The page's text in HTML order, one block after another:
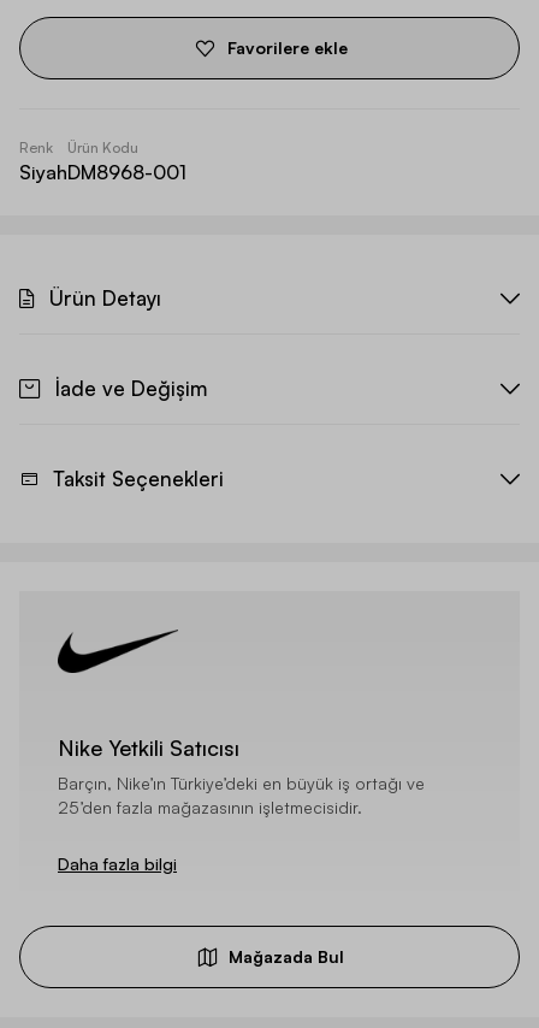
Favorilere ekle
Renk
Siyah
Ürün Kodu
DM8968-001
Ürün Detayı
İade ve Değişim
Taksit Seçenekleri
Nike Yetkili Satıcısı
Barçın, Nike’ın Türkiye’deki en büyük iş ortağı ve
25’den fazla mağazasının işletmecisidir.
Daha fazla bilgi
Mağazada Bul